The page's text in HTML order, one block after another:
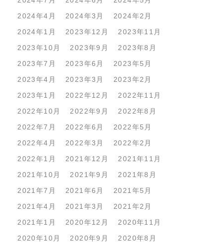
2024年4月
2024年3月
2024年2月
2024年1月
2023年12月
2023年11月
2023年10月
2023年9月
2023年8月
2023年7月
2023年6月
2023年5月
2023年4月
2023年3月
2023年2月
2023年1月
2022年12月
2022年11月
2022年10月
2022年9月
2022年8月
2022年7月
2022年6月
2022年5月
2022年4月
2022年3月
2022年2月
2022年1月
2021年12月
2021年11月
2021年10月
2021年9月
2021年8月
2021年7月
2021年6月
2021年5月
2021年4月
2021年3月
2021年2月
2021年1月
2020年12月
2020年11月
2020年10月
2020年9月
2020年8月